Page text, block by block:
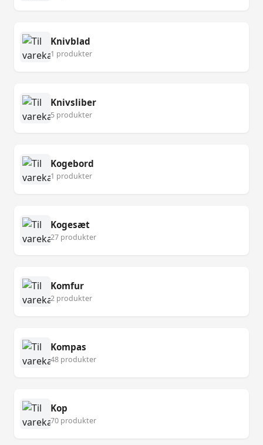
Knivblad
1 produkter
Knivsliber
5 produkter
Kogebord
1 produkter
Kogesæt
27 produkter
Komfur
2 produkter
Kompas
48 produkter
Kop
70 produkter